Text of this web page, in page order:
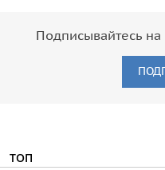
Подписывайтесь
ТОП